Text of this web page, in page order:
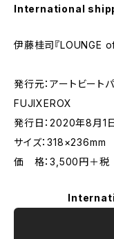
International
伊藤桂司『LOUNGE
発行元：アートビー
FUJIXEROX
発行日：2020年8月1
サイズ：318×236mm
価 格：3,500円＋税